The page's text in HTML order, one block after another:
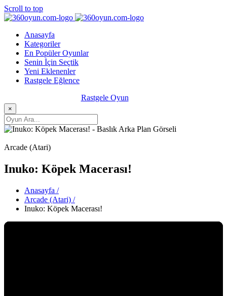
Scroll to top
Anasayfa
Kategoriler
En Popüler Oyunlar
Senin İçin Seçtik
Yeni Eklenenler
Rastgele Eğlence
Rastgele Oyun
×
Arcade (Atari)
Inuko: Köpek Macerası!
Anasayfa /
Arcade (Atari) /
Inuko: Köpek Macerası!